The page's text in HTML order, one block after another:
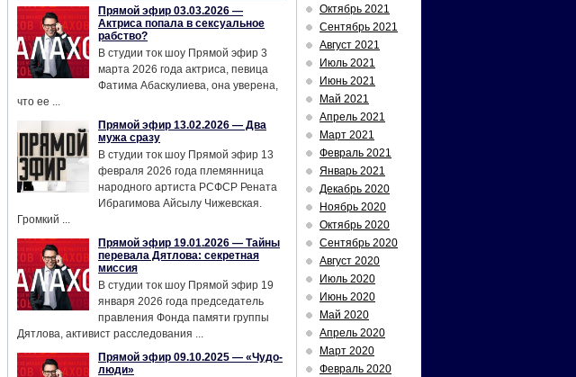
Прямой эфир 03.03.2026 —
Актриса попала в сексуальное
рабство?
В студии ток шоу Прямой эфир 3
марта 2026 года актриса, певица
Фатима Абаскулиева, она уверена,
что ее ...
Прямой эфир 13.02.2026 — Два
мужа сразу
В студии ток шоу Прямой эфир 13
февраля 2026 года племянница
народного артиста РСФСР Рената
Ибрагимова Айсылу Чижевская.
Громкий ...
Прямой эфир 19.01.2026 — Тайны
перевала Дятлова: секретная
миссия
В студии ток шоу Прямой эфир 19
января 2026 года председатель
правления Фонда памяти группы
Дятлова, активист расследования ...
Прямой эфир 09.10.2025 — «Чудо-
люди»
Октябрь 2021
Сентябрь 2021
Август 2021
Июль 2021
Июнь 2021
Май 2021
Апрель 2021
Март 2021
Февраль 2021
Январь 2021
Декабрь 2020
Ноябрь 2020
Октябрь 2020
Сентябрь 2020
Август 2020
Июль 2020
Июнь 2020
Май 2020
Апрель 2020
Март 2020
Февраль 2020